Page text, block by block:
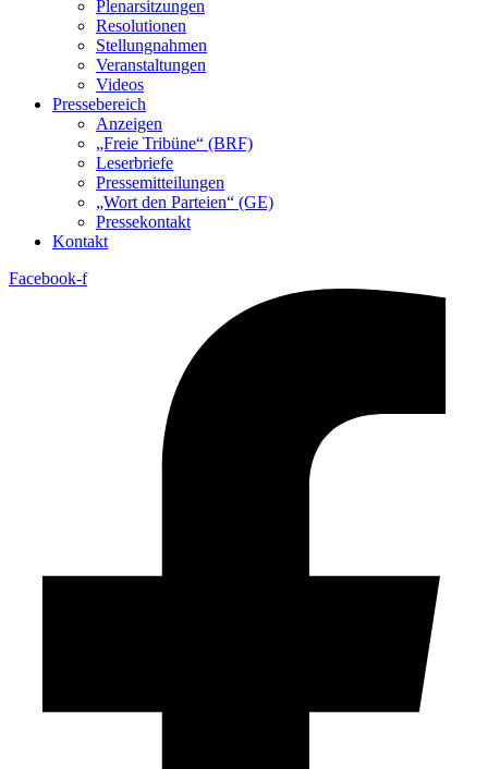
Plenarsitzungen
Resolutionen
Stellungnahmen
Veranstaltungen
Videos
Pressebereich
Anzeigen
„Freie Tribüne“ (BRF)
Leserbriefe
Pressemitteilungen
„Wort den Parteien“ (GE)
Pressekontakt
Kontakt
Facebook-f